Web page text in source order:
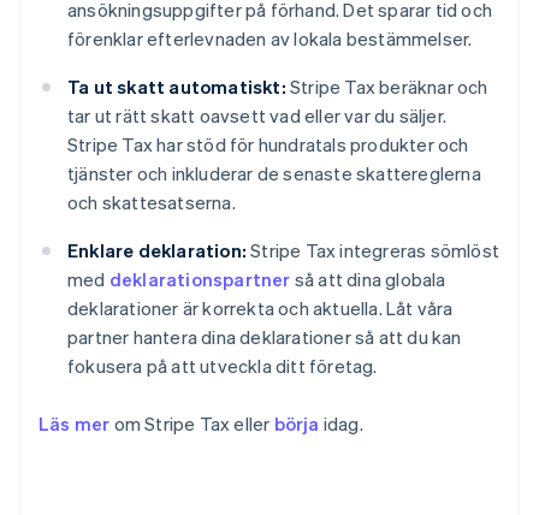
ansökningsuppgifter på förhand. Det sparar tid och
förenklar efterlevnaden av lokala bestämmelser.
Ta ut skatt automatiskt: Stripe Tax beräknar och
tar ut rätt skatt oavsett vad eller var du säljer.
Stripe Tax har stöd för hundratals produkter och
tjänster och inkluderar de senaste skattereglerna
och skattesatserna.
Enklare deklaration: Stripe Tax integreras sömlöst
med deklarationspartner så att dina globala
deklarationer är korrekta och aktuella. Låt våra
partner hantera dina deklarationer så att du kan
fokusera på att utveckla ditt företag.
Läs mer om Stripe Tax eller börja idag.
Australien